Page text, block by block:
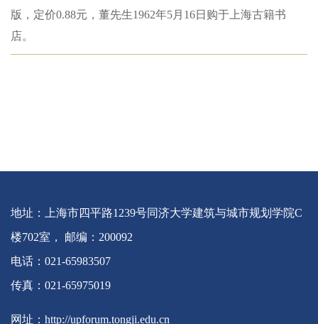
版，定价0.88元，董先生1962年5月16日购于上海古籍书
店。
地址：上海市四平路1239号同济大学建筑与城市规划学院C
楼702室， 邮编：200092
电话：021-65983507
传真：021-65975019
网址：http://upforum.tongji.edu.cn